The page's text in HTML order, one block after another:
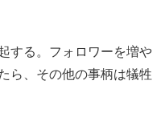
する。フォロワーを増や
ら、その他の事柄は犠牲